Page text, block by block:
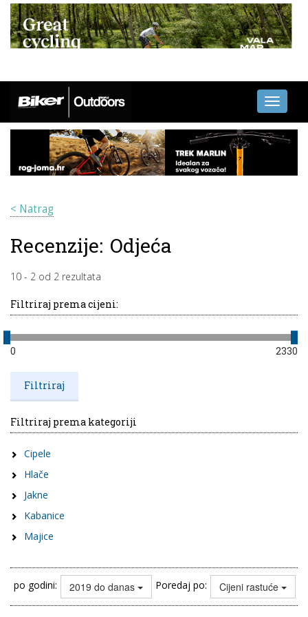
Toggle
< Natrag
Recenzije: Odjeća
10 - 2 od 2 rezultata
Filtriraj prema cijeni:
0 2330
Filtriraj prema kategoriji
Cipele
Hlače
Jakne
Kabanice
Majice
po godini: 2019 do danas Poredaj po: Cijeni rastuće